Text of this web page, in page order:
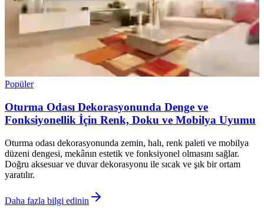
Popüler
Oturma Odası Dekorasyonunda Denge ve
Fonksiyonellik İçin Renk, Doku ve Mobilya Uyumu
Oturma odası dekorasyonunda zemin, halı, renk paleti ve mobilya
düzeni dengesi, mekânın estetik ve fonksiyonel olmasını sağlar.
Doğru aksesuar ve duvar dekorasyonu ile sıcak ve şık bir ortam
yaratılır.
Daha fazla bilgi edinin